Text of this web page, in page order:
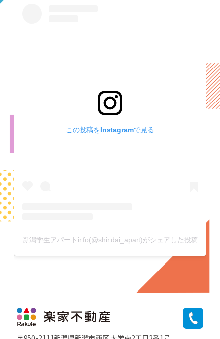
この投稿をInstagramで見る
新潟学生アパートinfo(@shindai_apart)がシェアした投稿